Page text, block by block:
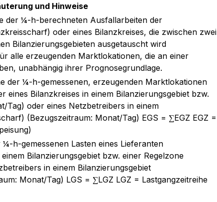
und Hinweise
der ¼-h-berechneten Ausfallarbeiten der
oder eines Bilanzkreises, die zwischen zwei
Bilanzierungsgebieten ausgetauscht wird
alle erzeugenden Marktlokationen, die an einer
unabhängig ihrer Prognosegrundlage.
der ¼-h-gemessenen, erzeugenden Marktlokationen
eines Bilanzkreises in einem Bilanzierungsgebiet bzw.
Tag) oder eines Netzbetreibers in einem
(Bezugszeitraum: Monat/Tag) EGS = ∑EGZ EGZ =
h-gemessenen Lasten eines Lieferanten
Bilanzierungsgebiet bzw. einer Regelzone
in einem Bilanzierungsgebiet
Monat/Tag) LGS = ∑LGZ LGZ = Lastgangzeitreihe